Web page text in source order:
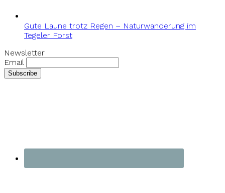
Gute Laune trotz Regen – Naturwanderung im
Tegeler Forst
Newsletter
Email